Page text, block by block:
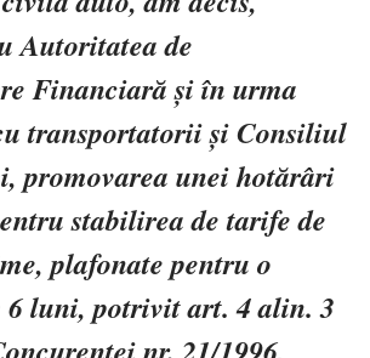
Autoritatea de
Financiară și în urma
transportatorii și Consiliul
promovarea unei hotărâri
stabilirea de tarife de
plafonate pentru o
6 luni, potrivit art. 4 alin. 3